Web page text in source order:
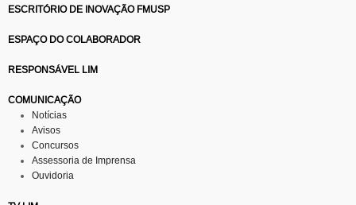
ESCRITÓRIO DE INOVAÇÃO FMUSP
ESPAÇO DO COLABORADOR
RESPONSÁVEL LIM
COMUNICAÇÃO
Notícias
Avisos
Concursos
Assessoria de Imprensa
Ouvidoria